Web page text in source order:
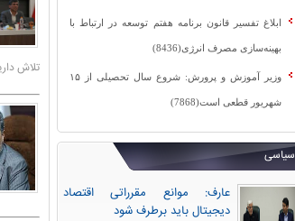
ابلاغ تفسیر قانون برنامه هفتم توسعه در ارتباط با
بهینه‌سازی مصرف انرژی(8436)
وزیر آموزش و پرورش: شروع سال تحصیلی از ۱۵
شهریور قطعی است(7868)
سیاسی
عارف: موانع مقرراتی اقتصاد
دیجیتال باید برطرف شود
تلاش داریم این